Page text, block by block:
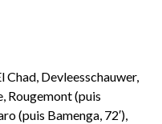
Chad, Devleesschauwer,
Rougemont (puis
(puis Bamenga, 72′),